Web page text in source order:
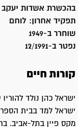
בהכשרת אשדות יעקב "עמל",
תפקיד אחרון: לוחם
שוחרר ב-1949
נפטר ב-12/1991
קורות חיים
ישראל למד בבית הספר